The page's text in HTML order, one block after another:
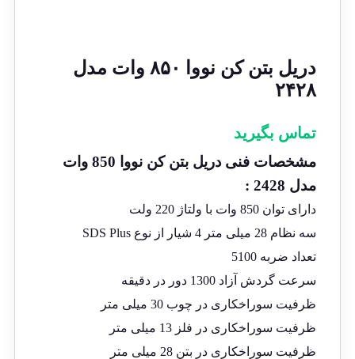
دریل بتن کن نووا ۸۵۰ وات مدل
۲۴۲۸
تماس بگیرید
مشخصات فنی دریل بتن کن نووا 850 وات
مدل 2428 :
دارای توان 850 وات با ولتاژ 220 ولت
سه نظام 28 میلی متر 4 شیار از نوع SDS Plus
تعداد ضربه 5100
سرعت گردش آزاد 1300 دور در دقیقه
ظرفیت سوراخکاری در چوب 30 میلی متر
ظرفیت سوراخکاری در فلز 13 میلی متر
ظرفیت سوراخکاری در بتن 28 میلی متر